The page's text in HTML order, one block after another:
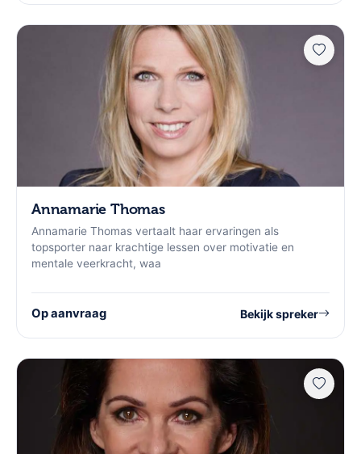
Annamarie Thomas
Annamarie Thomas vertaalt haar ervaringen als
topsporter naar krachtige lessen over motivatie en
mentale veerkracht, waa
Op aanvraag Bekijk spreker